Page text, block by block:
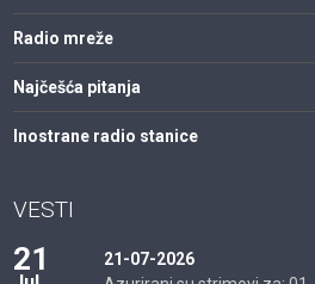
Radio mreže
Najčešća pitanja
Inostrane radio stanice
VESTI
21
21-07-2026